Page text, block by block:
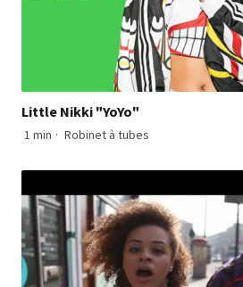
Little Nikki "YoYo"
1 min · Robinet à tubes